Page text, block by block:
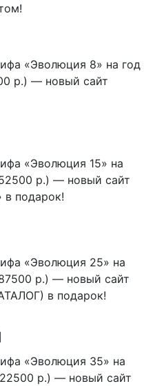
«Эволюция 8» на год
р.) — новый сайт
«Эволюция 15» на
р.) — новый сайт
в подарок!
«Эволюция 25» на
р.) — новый сайт
в подарок!
«Эволюция 35» на
р.) — новый сайт